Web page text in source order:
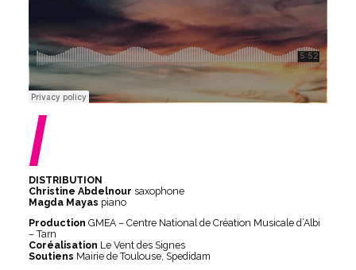
/
DISTRIBUTION
Christine Abdelnour saxophone
Magda Mayas piano
Production GMEA – Centre National de Création Musicale d’Albi
– Tarn
Coréalisation Le Vent des Signes
Soutiens Mairie de Toulouse, Spedidam